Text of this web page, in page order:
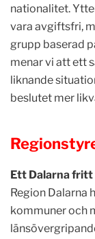
nationalitet.
vara avgiftsfri,
grupp baserad
menar vi att ett
liknande
beslutet mer
Ett Dalarna fritt
Region Dalarna
kommuner och